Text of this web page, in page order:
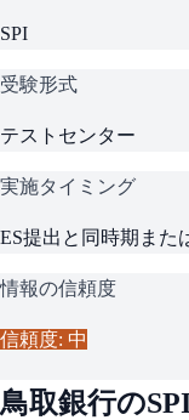
SPI
受験形式
テストセンター
実施タイミング
ES提出と同時期また
情報の信頼度
信頼度: 中
鳥取銀行の